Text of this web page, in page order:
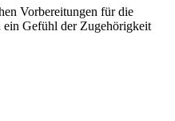
Vorbereitungen für die
ein Gefühl der Zugehörigkeit